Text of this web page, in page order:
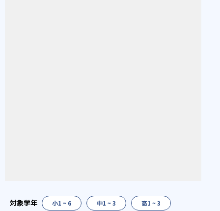
小1 ~ 6 中1 ~ 3 高1 ~ 3